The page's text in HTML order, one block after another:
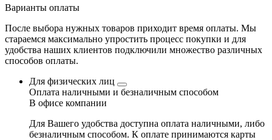
Варианты оплаты
После выбора нужных товаров приходит время оплаты. Мы
стараемся максимально упростить процесс покупки и для
удобства наших клиентов подключили множество различных
способов оплаты.
Для физических лиц
Оплата наличными и безналичным способом
В офисе компании
Для Вашего удобства доступна оплата наличными, либо
безналичным способом. К оплате принимаются карты